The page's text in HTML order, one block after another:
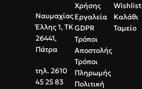
Ναυμαχίας
Έλλης 1, ΤΚ
26441,
Πάτρα
τηλ. 2610
45 25 83
Χρήσης
Εργαλεία
GDPR
Τρόποι
Αποστολής
Τρόποι
Πληρωμής
Πολιτική
Wishlist
Καλάθι
Ταμείο